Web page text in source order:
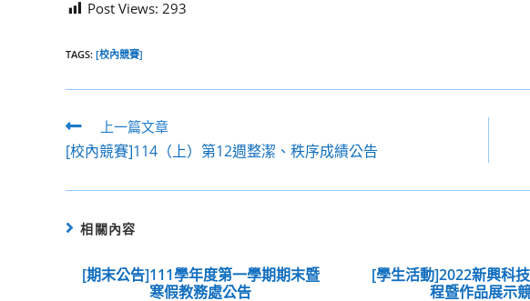
Post Views: 293
TAGS: [校內競賽]
Read
more
上一篇文章
[校內競賽]114（上）第12週整潔、秩序成績公告
相關內容
[期末公告]111學年度第一學期期末暨
寒假教務處公告
[學生活動]2022新興科
程暨作品展示